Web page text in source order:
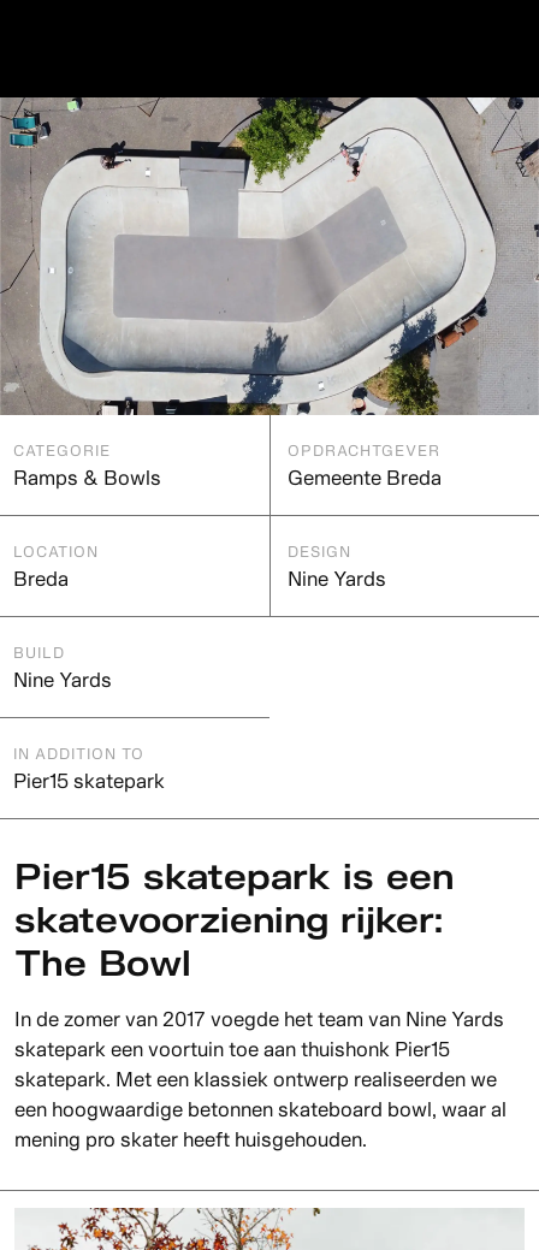
CATEGORIE
Ramps & Bowls
OPDRACHTGEVER
Gemeente Breda
LOCATION
Breda
DESIGN
Nine Yards
BUILD
Nine Yards
IN ADDITION TO
Pier15 skatepark
Pier15 skatepark is een
skatevoorziening rijker:
The Bowl
In de zomer van 2017 voegde het team van Nine Yards
skatepark een voortuin toe aan thuishonk Pier15
skatepark. Met een klassiek ontwerp realiseerden we
een hoogwaardige betonnen skateboard bowl, waar al
mening pro skater heeft huisgehouden.